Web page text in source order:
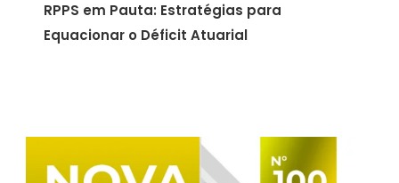
RPPS em Pauta: Estratégias para
Equacionar o Déficit Atuarial